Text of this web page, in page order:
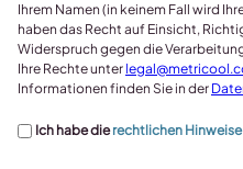
Ihrem Namen (in keinem Fall wird
haben das Recht auf Einsicht,
Widerspruch gegen die
Ihre Rechte unter
Informationen finden Sie in der
Ich habe dierechtlichen Hinweise